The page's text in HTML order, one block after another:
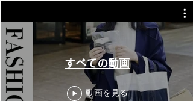
すべての動画
動画を見る